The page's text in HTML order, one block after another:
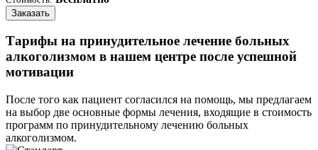
Заказать
Тарифы на принудительное лечение больных
алкоголизмом в нашем центре после успешной
мотивации
После того как пациент согласился на помощь, мы предлагаем
на выбор две основные формы лечения, входящие в стоимость
программ по принудительному лечению больных
алкоголизмом.